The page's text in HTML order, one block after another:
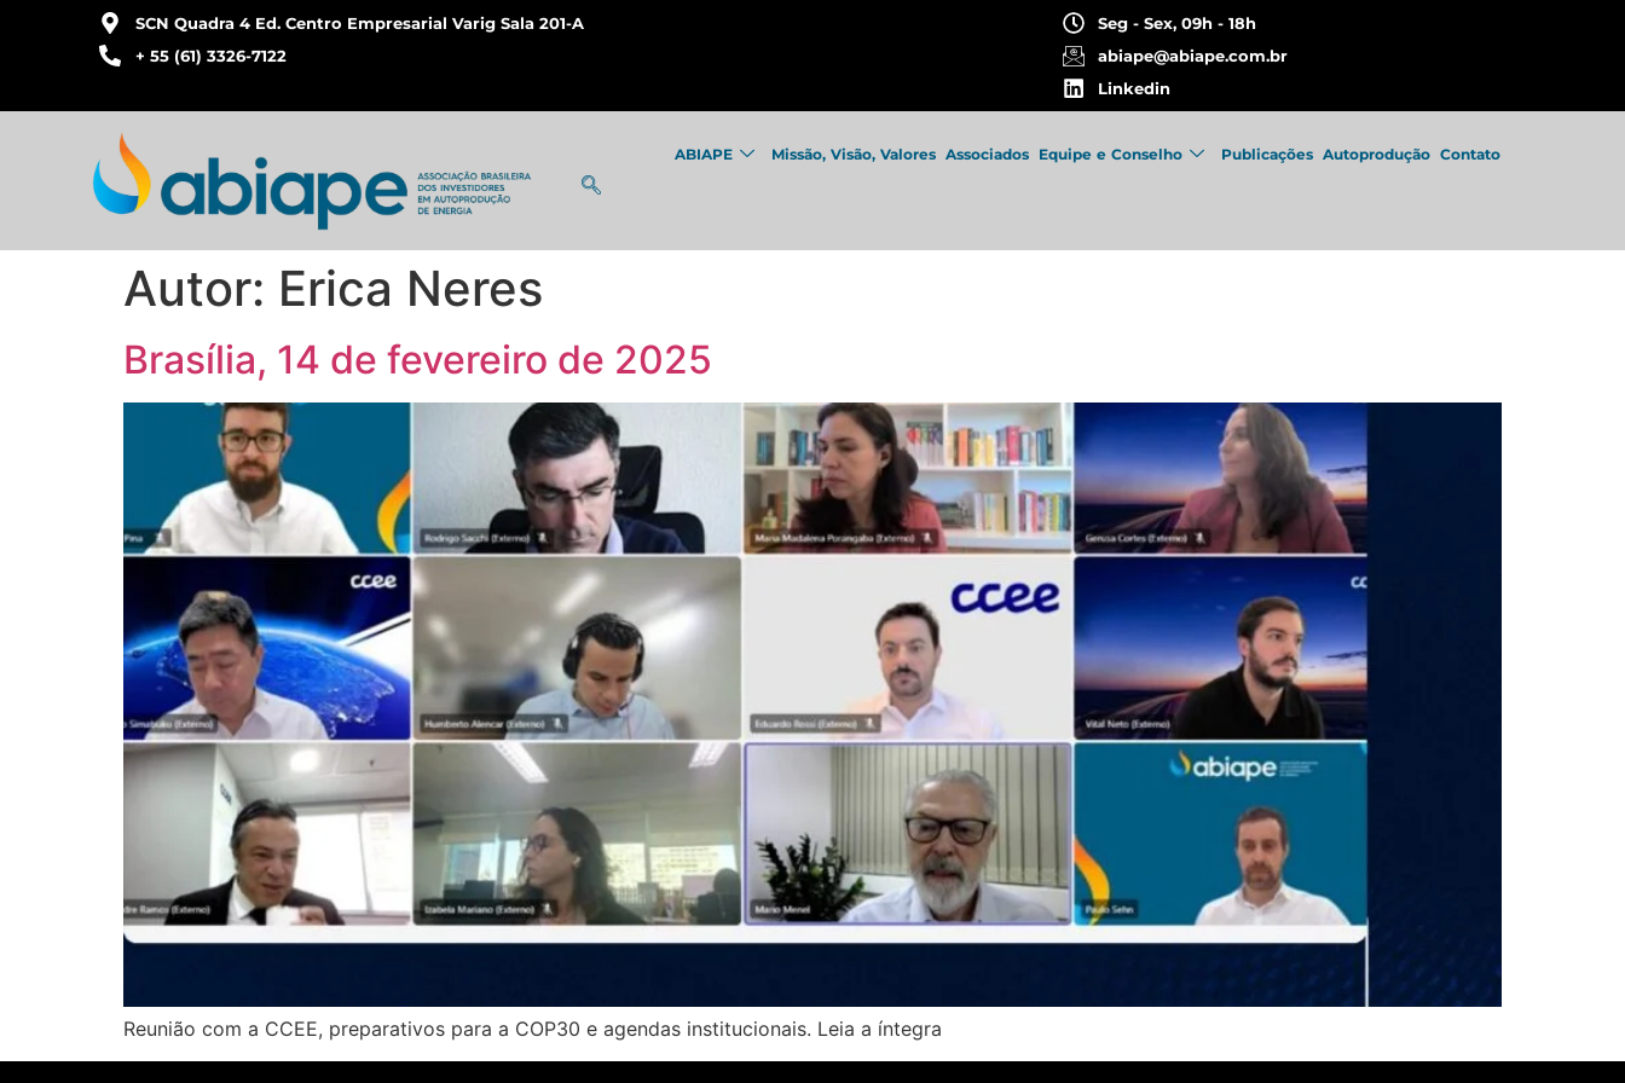
SCN Quadra 4 Ed. Centro Empresarial Varig Sala 201-A
+ 55 (61) 3326-7122
Seg - Sex, 09h - 18h
abiape@abiape.com.br
Linkedin
ABIAPE Missão, Visão, Valores Associados Equipe e Conselho Publicações Autoprodução Contato
Autor: Erica Neres
Brasília, 14 de fevereiro de 2025
Reunião com a CCEE, preparativos para a COP30 e agendas institucionais. Leia a íntegra